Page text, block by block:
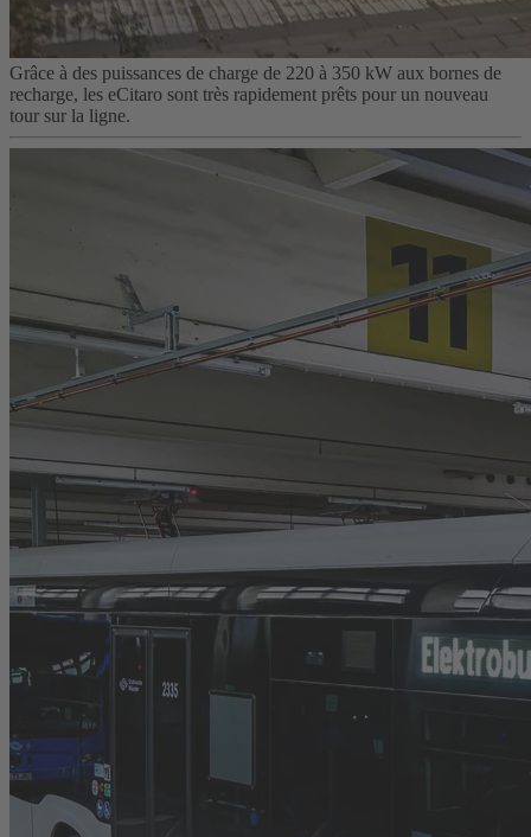
Grâce à des puissances de charge de 220 à 350 kW aux bornes de
recharge, les eCitaro sont très rapidement prêts pour un nouveau
tour sur la ligne.